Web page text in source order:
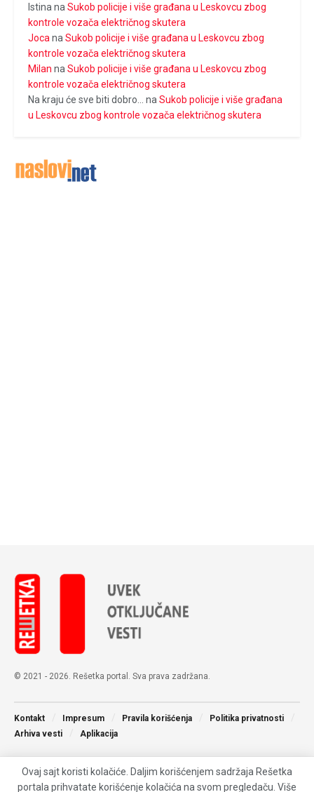
Istina na Sukob policije i više građana u Leskovcu zbog
kontrole vozača električnog skutera
Joca na Sukob policije i više građana u Leskovcu zbog
kontrole vozača električnog skutera
Milan na Sukob policije i više građana u Leskovcu zbog
kontrole vozača električnog skutera
Na kraju će sve biti dobro...
na Sukob policije i više građana
u Leskovcu zbog kontrole vozača električnog skutera
© 2021 - 2026. Rešetka portal. Sva prava zadržana.
Kontakt Impresum Pravila korišćenja
Politika privatnosti
Arhiva vesti
Aplikacija
Ovaj sajt koristi kolačiće. Daljim korišćenjem sadržaja Rešetka
portala prihvatate korišćenje kolačića na svom pregledaču. Više